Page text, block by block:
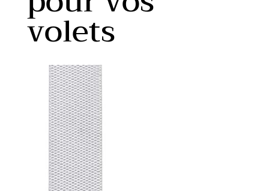
volets